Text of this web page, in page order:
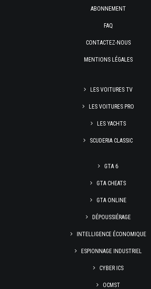
ABONNEMENT
FAQ
CONTACTEZ-NOUS
MENTIONS LÉGALES
LES VOITURES TV
LES VOITURES PRO
LES YACHTS
SCUDERIA CLASSIC
GTA 6
GTA CHEATS
GTA ONLINE
DÉPOUSSIÉRAGE
INTELLIGENCE ÉCONOMIQUE
ESPIONNAGE INDUSTRIEL
CYBER ICS
OCMST